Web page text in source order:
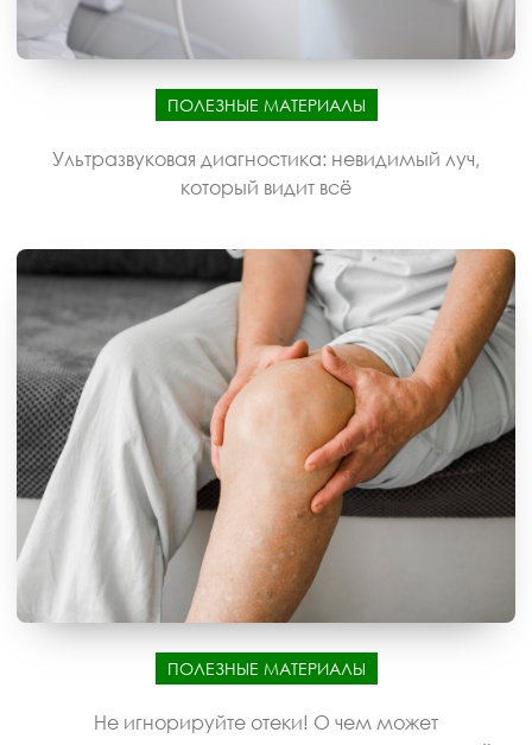
ПОЛЕЗНЫЕ МАТЕРИАЛЫ
Ультразвуковая диагностика: невидимый луч,
который видит всё
ПОЛЕЗНЫЕ МАТЕРИАЛЫ
Не игнорируйте отеки! О чем может